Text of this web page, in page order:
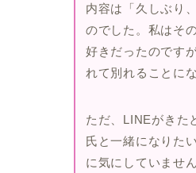
内容は「久しぶり
のでした。私はそ
好きだったのです
れて別れることに
ただ、LINEがきた
氏と一緒になりた
に気にしていませ